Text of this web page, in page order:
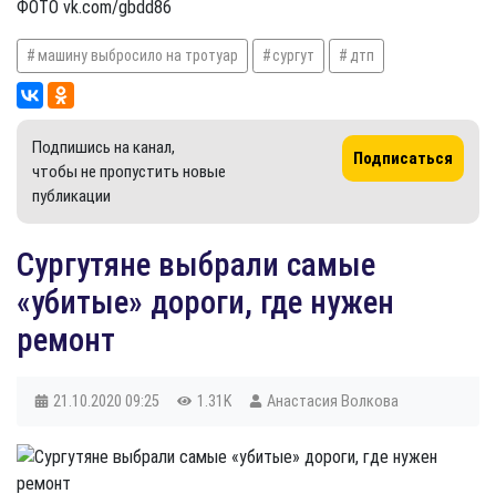
ФОТО vk.com/gbdd86
машину выбросило на тротуар сургут дтп
Подпишись на канал,
чтобы не пропустить новые
публикации
Подписаться
Сургутяне выбрали самые
«убитые» дороги, где нужен
ремонт
21.10.2020 09:25 1.31K Анастасия Волкова